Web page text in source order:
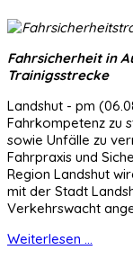
Fahrsicherheit in
Trainigsstrecke
Landshut - pm
Fahrkompetenz zu
sowie Unfälle zu
Fahrpraxis und
Region Landshut
mit der Stadt
Verkehrswacht
Weiterlesen ...